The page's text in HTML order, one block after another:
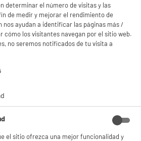
€ 94
Arcade AMSTRAD Retrogame Monster
de jugadores : 2
determinar el número de visitas y las
de medir y mejorar el rendimiento de
nos ayudan a identificar las páginas más /
cómo los visitantes navegan por el sitio web.
no seremos notificados de tu visita a
el sitio ofrezca una mejor funcionalidad y